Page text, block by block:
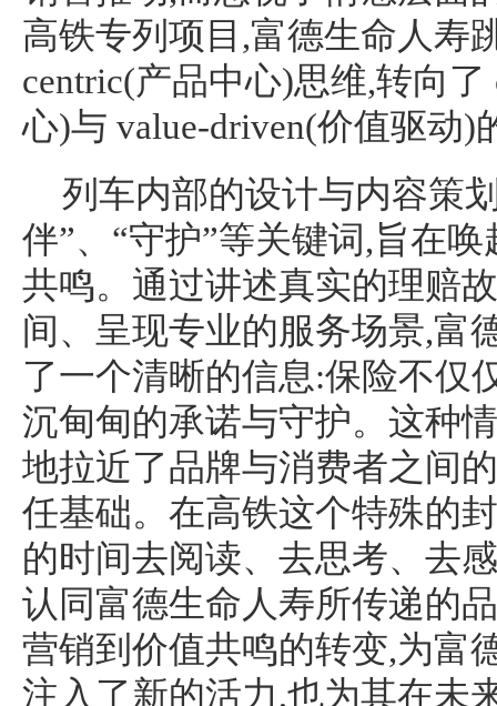
高铁专列项目,富德生命人寿
centric(产品中心)思维,转向了
心)与 value-driven(价值驱动)
列车内部的设计与内容策
伴”、“守护”等关键词,旨在
共鸣。通过讲述真实的理赔
间、呈现专业的服务场景,富
了一个清晰的信息:保险不仅
沉甸甸的承诺与守护。这种
地拉近了品牌与消费者之间
任基础。在高铁这个特殊的
的时间去阅读、去思考、去
认同富德生命人寿所传递的
营销到价值共鸣的转变,为富
注入了新的活力,也为其在未